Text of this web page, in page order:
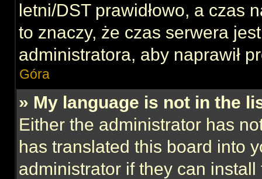
letni/DST prawidłowo, a czas
to znaczy, że czas serwera
administratora, aby naprawił
Góra
» My language is not in the
Either the administrator has
has translated this board into
administrator if they can